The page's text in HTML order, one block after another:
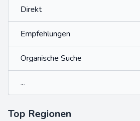
Direkt
Empfehlungen
Organische Suche
...
Top Regionen